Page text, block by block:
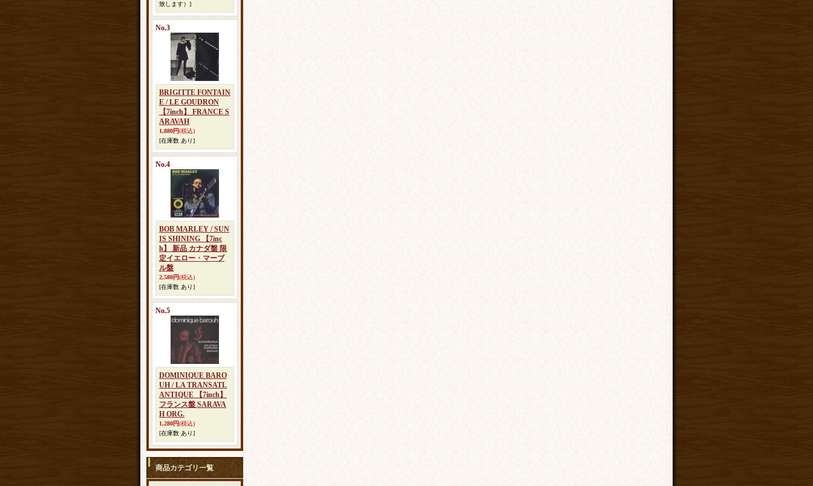
致します）]
No.3
BRIGITTE FONTAIN
E / LE GOUDRON
【7inch】 FRANCE S
ARAVAH
1,880円(税込)
[在庫数 あり]
No.4
BOB MARLEY / SUN
IS SHINING 【7inc
h】 新品 カナダ盤 限
定イエロー・マーブ
ル盤
2,580円(税込)
[在庫数 あり]
No.5
DOMINIQUE BARO
UH / LA TRANSATL
ANTIQUE 【7inch】
フランス盤 SARAVA
H ORG.
1,280円(税込)
[在庫数 あり]
商品カテゴリ一覧